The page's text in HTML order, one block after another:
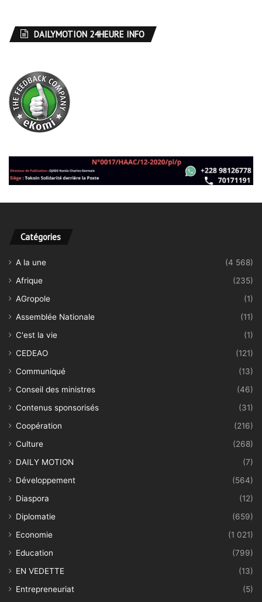
DAILYMOTION 24HEURE INFO
Catégories
A la une
(4 568)
Afrique
(235)
AGropole
(1)
Assemblée Nationale
(11)
C'est la vie
(1)
CEDEAO
(121)
Communiqué
(13)
Conseil des ministres
(46)
Contenus sponsorisés
(31)
Coopération
(216)
Culture
(268)
DAILY MOTION
(7)
Développement
(564)
Diaspora
(12)
Diplomatie
(659)
Economie
(1 021)
Education
(799)
EN VEDETTE
(13)
Entrepreneuriat
(5)